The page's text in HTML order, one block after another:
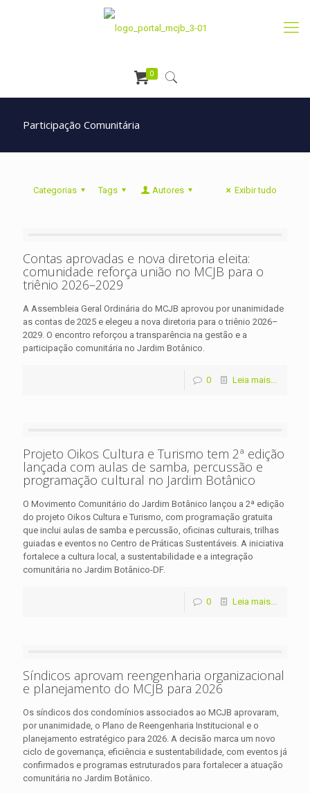
0
Participação Comunitária
Categorias Tags Autores Exibir tudo
Contas aprovadas e nova diretoria eleita:
comunidade reforça união no MCJB para o
triênio 2026–2029
A Assembleia Geral Ordinária do MCJB aprovou por unanimidade
as contas de 2025 e elegeu a nova diretoria para o triênio 2026–
2029. O encontro reforçou a transparência na gestão e a
participação comunitária no Jardim Botânico.
0 Leia mais...
Projeto Oikos Cultura e Turismo tem 2ª edição
lançada com aulas de samba, percussão e
programação cultural no Jardim Botânico
O Movimento Comunitário do Jardim Botânico lançou a 2ª edição
do projeto Oikos Cultura e Turismo, com programação gratuita
que inclui aulas de samba e percussão, oficinas culturais, trilhas
guiadas e eventos no Centro de Práticas Sustentáveis. A iniciativa
fortalece a cultura local, a sustentabilidade e a integração
comunitária no Jardim Botânico-DF.
0 Leia mais...
Síndicos aprovam reengenharia organizacional
e planejamento do MCJB para 2026
Os síndicos dos condomínios associados ao MCJB aprovaram,
por unanimidade, o Plano de Reengenharia Institucional e o
planejamento estratégico para 2026. A decisão marca um novo
ciclo de governança, eficiência e sustentabilidade, com eventos já
confirmados e programas estruturados para fortalecer a atuação
comunitária no Jardim Botânico.